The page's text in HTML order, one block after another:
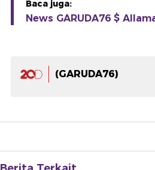
Baca juga:
News GARUDA76 $
(GARUDA76)